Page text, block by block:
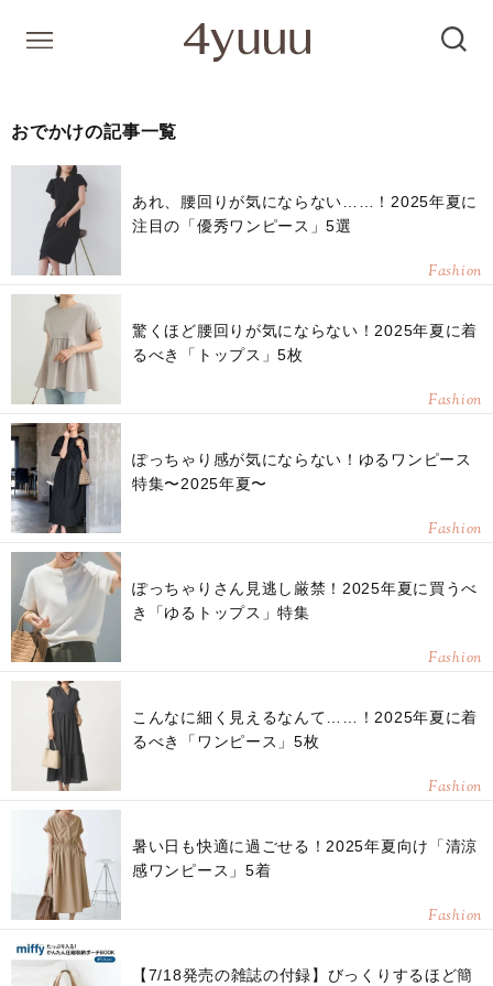
おでかけの記事一覧
あれ、腰回りが気にならない……！2025年夏に
注目の「優秀ワンピース」5選
Fashion
驚くほど腰回りが気にならない！2025年夏に着
るべき「トップス」5枚
Fashion
ぽっちゃり感が気にならない！ゆるワンピース
特集〜2025年夏〜
Fashion
ぽっちゃりさん見逃し厳禁！2025年夏に買うべ
き「ゆるトップス」特集
Fashion
こんなに細く見えるなんて……！2025年夏に着
るべき「ワンピース」5枚
Fashion
暑い日も快適に過ごせる！2025年夏向け「清涼
感ワンピース」5着
Fashion
【7/18発売の雑誌の付録】びっくりするほど簡